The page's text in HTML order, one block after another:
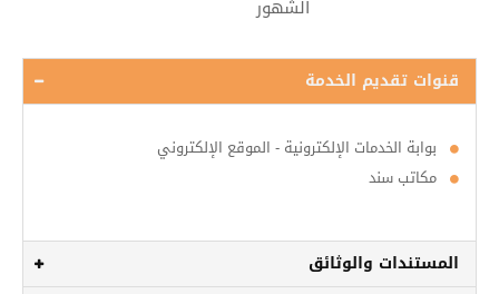
قنوات تقديم الخدمة
بوابة الخدمات الإلكترونية - الموقع الإلكتروني
مكاتب سند
المستندات والوثائق